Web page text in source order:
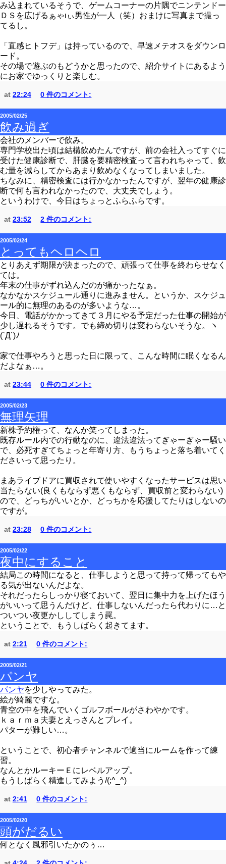
み込まれているそうで、ゲームコーナーの片隅でニンテンドー
ＤＳを広げるぁゃιぃ男性が一人（笑）おまけに写真まで撮っ
てるし。
「直感ヒトフデ」は持っているので、早速メテオスをダウンロ
ード。
その場で遊ぶのもどうかと思ったので、紹介サイトにあるよう
にお家でゆっくりと楽しむ。
at 22:24 0 件のコメント:
2005/02/25
飲み過ぎ
会社のメンバーで飲み。
専門学校出た頃は結構飲めたんですが、前の会社入ってすぐに
受けた健康診断で、肝臓を要精密検査って言われちゃって、飲
む量を減らしてからあまり飲めなくなってしまいました。
ちなみに、精密検査には行かなかったんですが、翌年の健康診
断で何も言われなかったので、大丈夫でしょう。
というわけで、今日はちょっとふらふらです。
at 23:52 2 件のコメント:
2005/02/24
とってもヘロヘロ
とりあえず期限が決まったので、頑張って仕事を終わらせなく
ては。
年末の仕事がずれ込んだのが痛かったなぁ。
なかなかスケジュール通りに進みません。というか、スケジュ
ール的に無理のあるのが多いような…。
今日、電話がかかってきて３月にやる予定だった仕事の開始が
少し遅れるそうです。でも締め切りは変わらないそうな。ヽ
(`Д´)ﾉ
家で仕事やろうと思った日に限って、こんな時間に眠くなるん
だよなぁ…。
at 23:44 0 件のコメント:
2005/02/23
無理矢理
新株予約権って、なんか笑ってしまった。
既存ルール内での行動なのに、違法違法ってぎゃーぎゃー騒い
で、必死すぎてちょっと年寄り方、もうちょっと落ち着いてく
ださいって思ったり。
まあライブドアに買収されて使いやすくなったサービスは思い
当たらない(良くもならず悪くもならず、買収前と変わらない)
ので、どっちがいいとか、どっちかを応援してたりはしないの
ですが。
at 23:28 0 件のコメント:
2005/02/22
夜中にすること
結局この時間になると、仕事しようと思って持って帰ってもや
る気が出ないんだよな。
それだったらしっかり寝ておいて、翌日に集中力を上げたほう
がいいって思うんだけど、仕事しないんだったら代わりに…と
ついつい夜更かししてしまう罠。
ということで、もうしばらく起きてます。
at 2:21 0 件のコメント:
2005/02/21
パンヤ
パンヤを少しやってみた。
絵が綺麗ですな。
青空の中を飛んでいくゴルフボールがさわやかです。
ｋａｒｍａ夫妻とえっさんとプレイ。
パターが難しい…。
ということで、初心者チャンネルで適当にルームを作って練
習。
なんとかルーキーＥにレベルアップ。
もうしばらく精進してみよう/(;^_^)
at 2:41 0 件のコメント:
2005/02/20
頭がだるい
何となく風邪引いたかのぅ…